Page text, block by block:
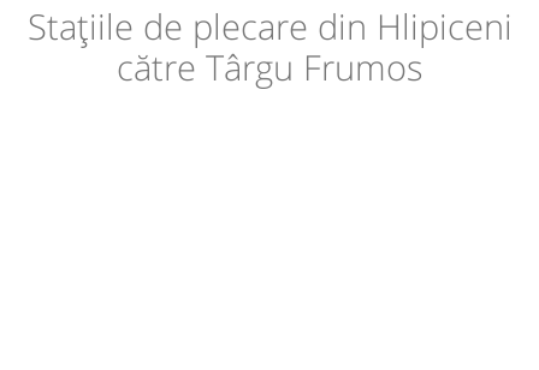
Stațiile de plecare din Hlipiceni
către Târgu Frumos